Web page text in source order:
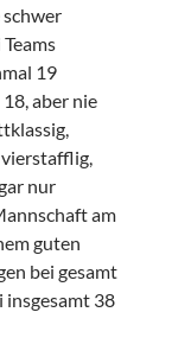
19
aber nie
nur
am
guten
bei gesamt
insgesamt 38